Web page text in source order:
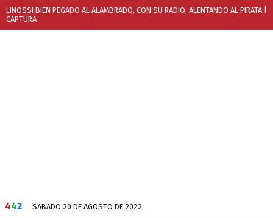
LINOSSI BIEN PEGADO AL ALAMBRADO, CON SU RADIO, ALENTANDO AL PIRATA
CAPTURA
442 SÁBADO 20 DE AGOSTO DE 2022